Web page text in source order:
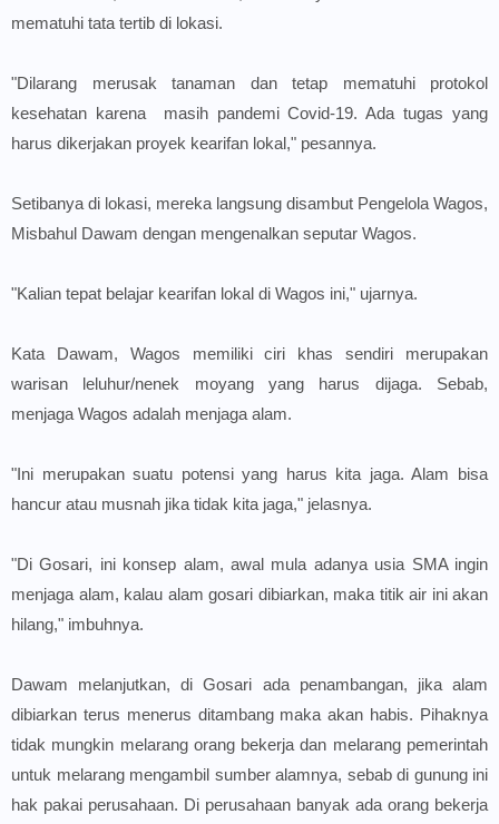
mematuhi tata tertib di lokasi.
"Dilarang merusak tanaman dan tetap mematuhi protokol
kesehatan karena masih pandemi Covid-19. Ada tugas yang
harus dikerjakan proyek kearifan lokal," pesannya.
Setibanya di lokasi, mereka langsung disambut Pengelola Wagos,
Misbahul Dawam dengan mengenalkan seputar Wagos.
"Kalian tepat belajar kearifan lokal di Wagos ini," ujarnya.
Kata Dawam, Wagos memiliki ciri khas sendiri merupakan
warisan leluhur/nenek moyang yang harus dijaga. Sebab,
menjaga Wagos adalah menjaga alam.
"Ini merupakan suatu potensi yang harus kita jaga. Alam bisa
hancur atau musnah jika tidak kita jaga," jelasnya.
"Di Gosari, ini konsep alam, awal mula adanya usia SMA ingin
menjaga alam, kalau alam gosari dibiarkan, maka titik air ini akan
hilang," imbuhnya.
Dawam melanjutkan, di Gosari ada penambangan, jika alam
dibiarkan terus menerus ditambang maka akan habis. Pihaknya
tidak mungkin melarang orang bekerja dan melarang pemerintah
untuk melarang mengambil sumber alamnya, sebab di gunung ini
hak pakai perusahaan. Di perusahaan banyak ada orang bekerja